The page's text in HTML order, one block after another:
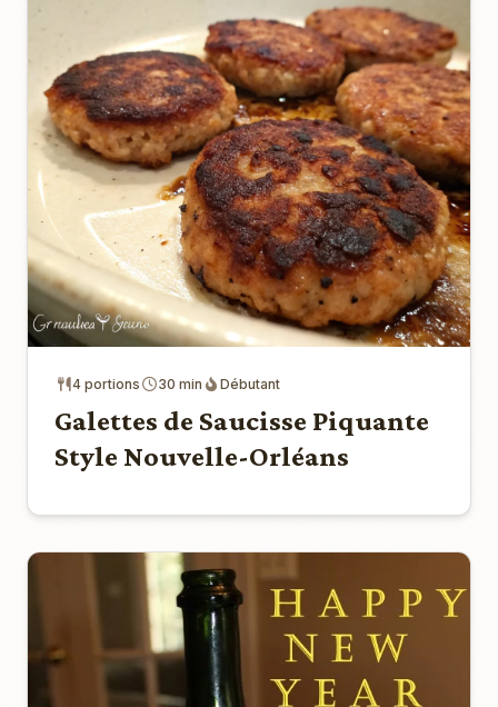
4 portions 30 min Débutant
Galettes de Saucisse Piquante
Style Nouvelle-Orléans